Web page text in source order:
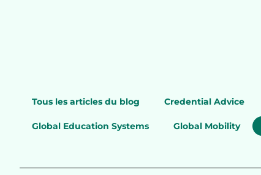
Tous les articles du blog Credential Advice
Global Education Systems Global Mobility